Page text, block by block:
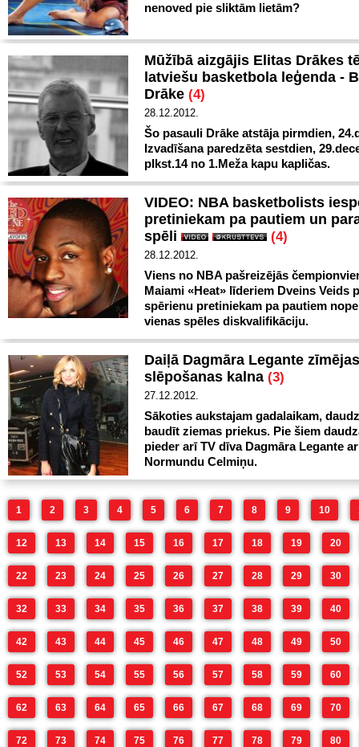
nenoved pie sliktām lietām?
Mūžībā aizgājis Elitas Drākes
latviešu basketbola leģenda -
Drāke (4)
28.12.2012.
Šo pasauli Drāke atstāja pirmdien,
Izvadīšana paredzēta sestdien,
plkst.14 no 1.Meža kapu kapličas.
VIDEO: NBA basketbolists
pretiniekam pa pautiem un
spēli
(4)
28.12.2012.
Viens no NBA pašreizējās
Maiami «Heat» līderiem Dveins Veids
spērienu pretiniekam pa pautiem
vienas spēles diskvalifikāciju.
Daiļā Dagmāra Legante
slēpošanas kalna (3)
27.12.2012.
Sākoties aukstajam gadalaikam,
baudīt ziemas priekus. Pie šiem
pieder arī TV dīva Dagmāra Legante
Normundu Celmiņu.
1 2 3 4 5 6 7 8 9 10
12 13 14 15 16 17 18 19 20
22 23 24 25 26 27 28 29 30
32 33 34 35 36 37 38 39 40
42 43 44 45 46 47 48 49 50
52 53 54 55 56 57 58 59 60
62 63 64 65 66 67 68 69 70
72 73 74 75 76 77 78 79 80